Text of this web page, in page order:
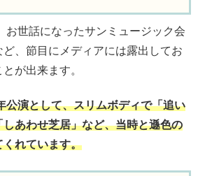
お世話になったサンミュージック会
、節目にメディアには露出してお
が出来ます。
公演として、スリムボディで「追い
あわせ芝居」など、当時と遜色の
れています。